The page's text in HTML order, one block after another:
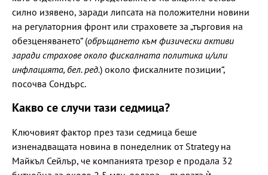
силно изявено, заради липсата на положителни новини
на регулаторния фронт или страховете за „търговия на
обезценяването“ (обръщането към физически активи
заради страхове около фискалната политика и/или
инфлацията, бел. ред.) около фискалните позиции“,
посочва Сондърс.
Какво се случи тази седмица?
Ключовият фактор през тази седмица беше
изненадващата новина в понеделник от Strategy на
Майкъл Сейлър, че компанията трезор е продала 32